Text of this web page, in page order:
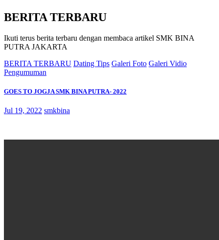
BERITA TERBARU
Ikuti terus berita terbaru dengan membaca artikel SMK BINA
PUTRA JAKARTA
BERITA TERBARU Dating Tips Galeri Foto Galeri Vidio
Pengumuman
GOES TO JOGJA SMK BINA PUTRA- 2022
Jul 19, 2022 smkbina